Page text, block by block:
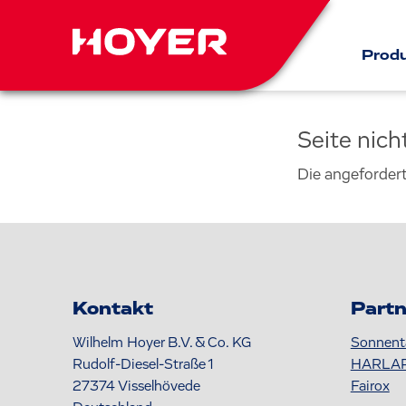
Seite
Die
Kontakt
Wilhelm Hoyer B.V. & Co. KG
Rudolf-Diesel-Straße 1
27374Visselhövede
Fairox